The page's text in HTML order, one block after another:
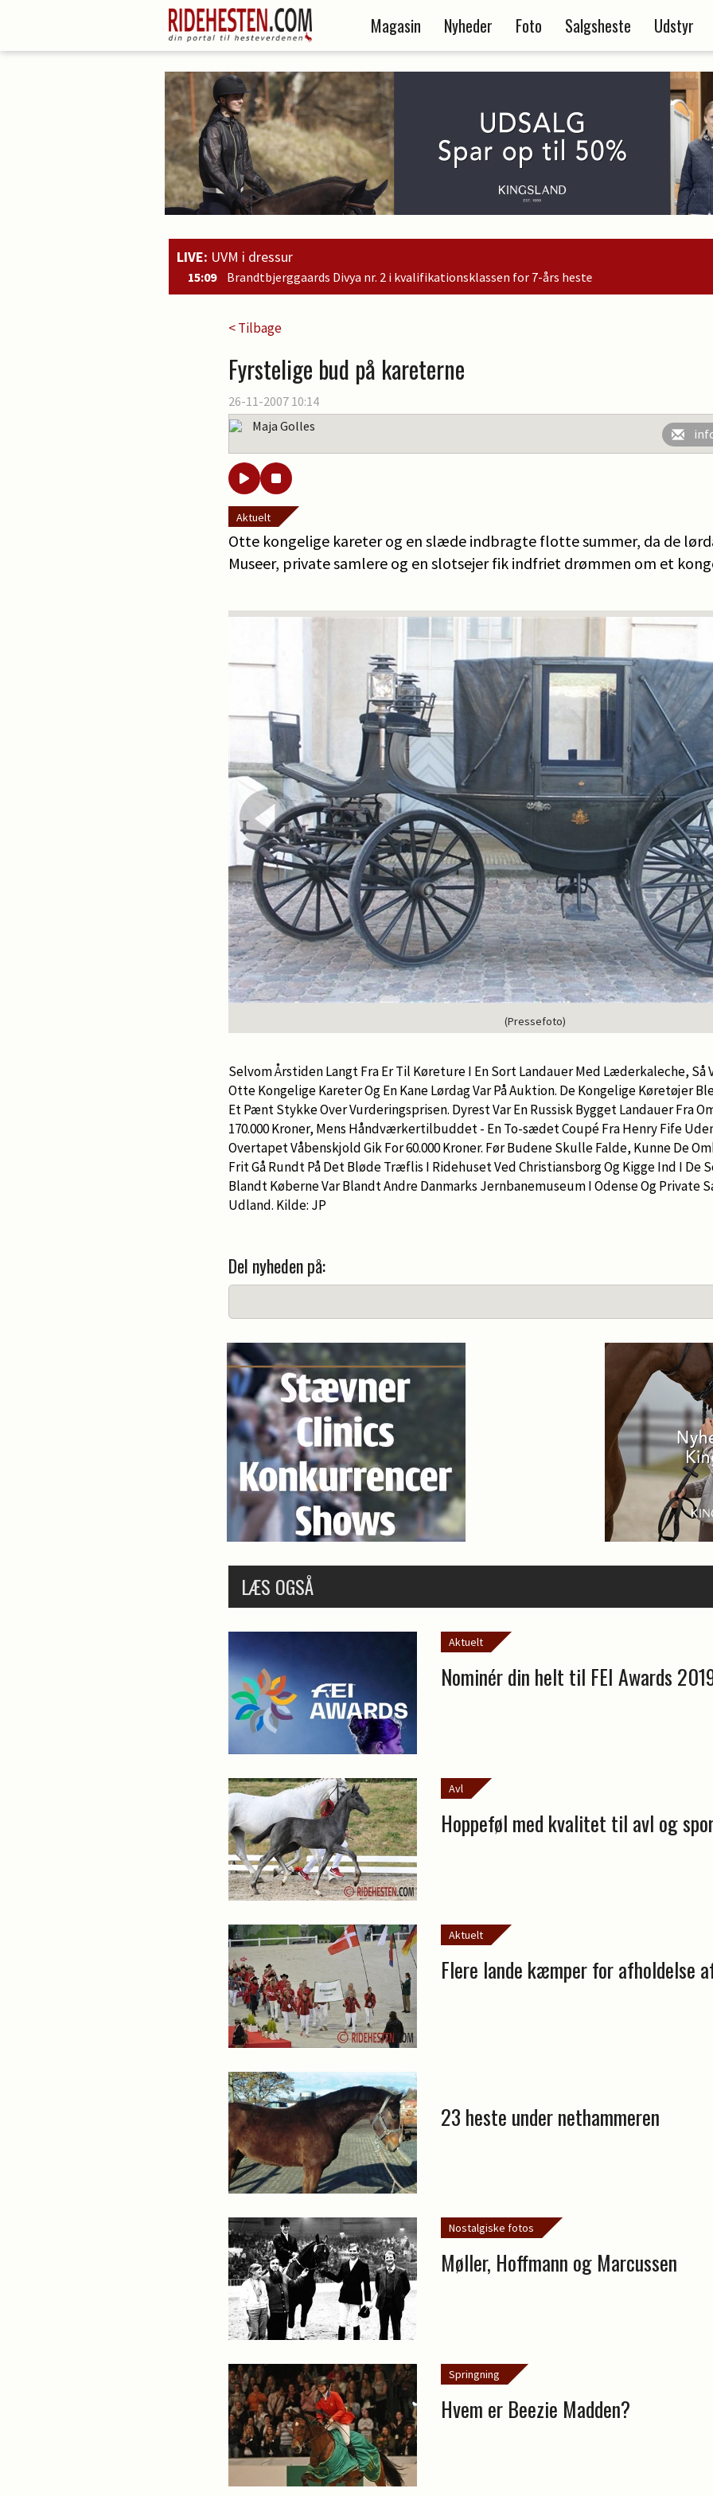
Magasin Nyheder Foto Salgsheste Udstyr
LIVE: UVM i dressur
Brandtbjerggaards Divya nr. 2 i kvalifikationsklassen for 7-års heste
< Tilbage
Fyrstelige bud på kareterne
26-11-2007 10:14
Maja Golles
Aktuelt
Otte kongelige kareter og en slæde indbragte flotte summer, da de
Museer, private samlere og en slotsejer fik indfriet drømmen om et
(Pressefoto)
Selvom Årstiden Langt Fra Er Til Køreture I En Sort Landauer Med Læderkaleche, Så
Otte Kongelige Kareter Og En Kane Lørdag Var På Auktion. De Kongelige Køretøjer
Et Pænt Stykke Over Vurderingsprisen. Dyrest Var En Russisk Bygget Landauer Fra
170.000 Kroner, Mens Håndværkertilbuddet - En To-sædet Coupé Fra Henry Fife
Overtapet Våbenskjold Gik For 60.000 Kroner. Før Budene Skulle Falde, Kunne De
Frit Gå Rundt På Det Bløde Træflis I Ridehuset Ved Christiansborg Og Kigge Ind I De
Blandt Køberne Var Blandt Andre Danmarks Jernbanemuseum I Odense Og Private
Udland. Kilde: JP
Del nyheden på:
LÆS OGSÅ
Aktuelt
Nominér din helt til FEI Awards
Avl
Hoppeføl med kvalitet til avl og
Aktuelt
Flere lande kæmper for afholdelse
23 heste under nethammeren
Nostalgiske fotos
Møller, Hoffmann og Marcussen
Springning
Hvem er Beezie Madden?